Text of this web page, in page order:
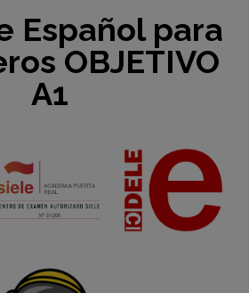
Español para
OBJETIVO
A1